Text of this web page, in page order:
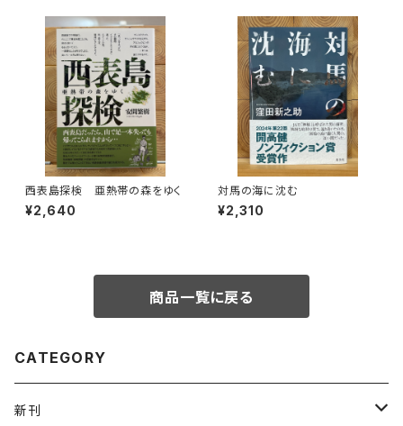
西表島探検 亜熱帯の森をゆく
¥2,640
対馬の海に沈む
¥2,310
商品一覧に戻る
CATEGORY
新刊